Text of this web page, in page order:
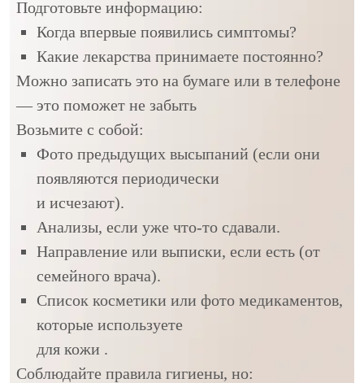
Подготовьте информацию:
Когда впервые появились симптомы?
Какие лекарства принимаете постоянно?
Можно записать это на бумаге или в телефоне
— это поможет не забыть
Возьмите с собой:
Фото предыдущих высыпаний (если они
появляются периодически
и исчезают).
Анализы, если уже что-то сдавали.
Направление или выписки, если есть (от
семейного врача).
Список косметики или фото медикаментов,
которые используете
для кожи .
Соблюдайте правила гигиены, но: